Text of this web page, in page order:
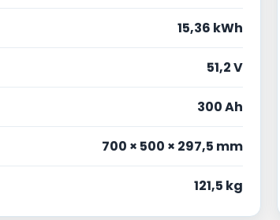
15,36 kWh
51,2 V
300 Ah
700 × 500 × 297,5 mm
121,5 kg